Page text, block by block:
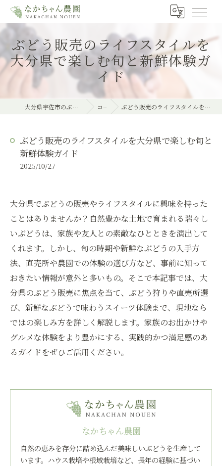
ぶどう販売のライフスタイルを
大分県で楽しむ旬と新鮮体験ガ
イド
大分県宇佐市のぶどうならなかちゃん農園 コラム ぶどう販売のライフスタイルを大分県で楽しむ旬と新鮮体験ガイド
ぶどう販売のライフスタイルを大分県で楽しむ旬と
新鮮体験ガイド
2025/10/27
大分県でぶどうの販売やライフスタイルに興味を持った
ことはありませんか？自然豊かな土地で育まれる瑞々し
いぶどうは、家族や友人との素敵なひとときを演出して
くれます。しかし、旬の時期や新鮮なぶどうの入手方
法、直売所や農園での体験の選び方など、事前に知って
おきたい情報が意外と多いもの。そこで本記事では、大
分県のぶどう販売に焦点を当て、ぶどう狩りや直売所選
び、新鮮なぶどうで味わうスイーツ体験まで、現地なら
ではの楽しみ方を詳しく解説します。家族のお出かけや
グルメな体験をより豊かにする、実践的かつ満足感のあ
るガイドをぜひご活用ください。
なかちゃん農園
自然の恵みを存分に詰め込んだ美味しいぶどうを生産して
います。ハウス栽培や根域栽培など、長年の経験に基づい